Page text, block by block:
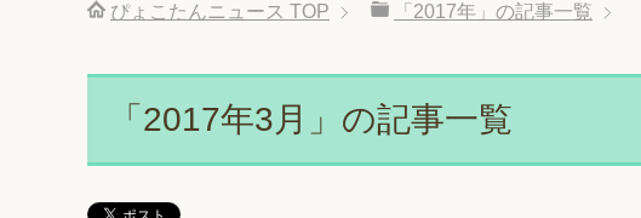
ぴょこたんニュース TOP 「2017年」の記事一覧
「2017年3月」の記事一覧